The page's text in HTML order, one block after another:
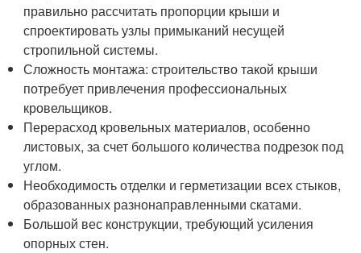
правильно рассчитать пропорции крыши и
спроектировать узлы примыканий несущей
стропильной системы.
Сложность монтажа: строительство такой крыши
потребует привлечения профессиональных
кровельщиков.
Перерасход кровельных материалов, особенно
листовых, за счет большого количества подрезок под
углом.
Необходимость отделки и герметизации всех стыков,
образованных разнонаправленными скатами.
Большой вес конструкции, требующий усиления
опорных стен.